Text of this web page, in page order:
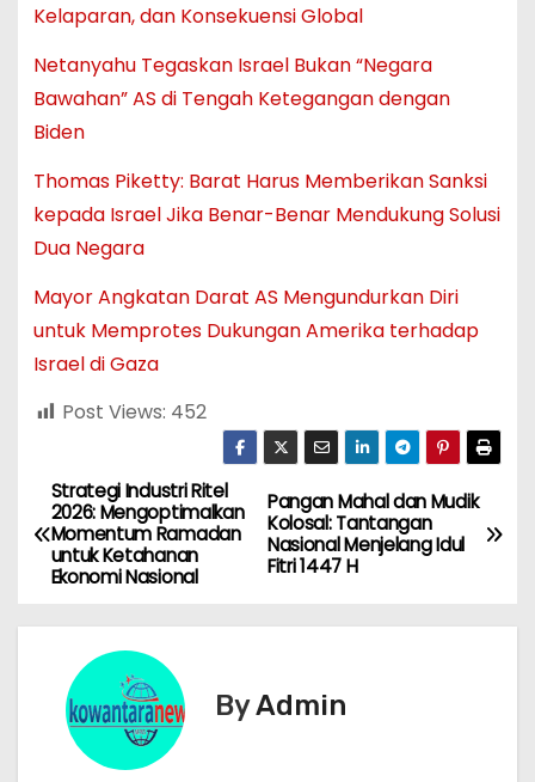
Kelaparan, dan Konsekuensi Global
Netanyahu Tegaskan Israel Bukan “Negara
Bawahan” AS di Tengah Ketegangan dengan
Biden
Thomas Piketty: Barat Harus Memberikan Sanksi
kepada Israel Jika Benar-Benar Mendukung Solusi
Dua Negara
Mayor Angkatan Darat AS Mengundurkan Diri
untuk Memprotes Dukungan Amerika terhadap
Israel di Gaza
Post Views: 452
N
a
Pangan Mahal dan Mudik
Kolosal: Tantangan
Nasional Menjelang Idul
Fitri 1447 H
Strategi Industri Ritel
2026: Mengoptimalkan
Momentum Ramadan
untuk Ketahanan
Ekonomi Nasional
ByAdmin